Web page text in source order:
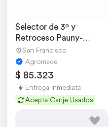
Selector de 3º y
Retroceso Pauny-
zanello
San Francisco
Agromade
$ 85.323
Entrega Inmediata
Acepta Canje Usados